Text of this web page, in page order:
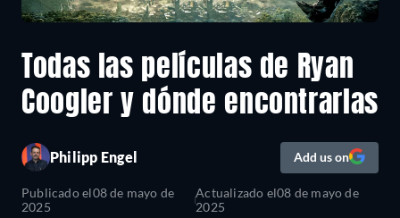
Todas las películas de Ryan
Coogler y dónde encontrarlas
Philipp Engel Add us on
Publicado el08 de mayo de
2025
Actualizado el08 de mayo de
2025